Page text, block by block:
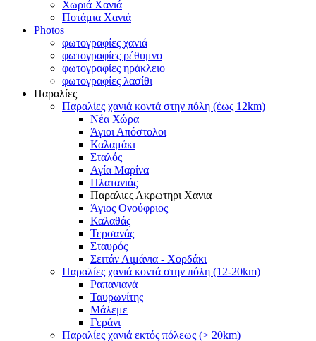
Χωριά Χανιά
Ποτάμια Χανιά
Photos
φωτογραφίες χανιά
φωτογραφίες ρέθυμνο
φωτογραφίες ηράκλειο
φωτογραφίες λασίθι
Παραλίες
Παραλίες χανιά κοντά στην πόλη (έως 12km)
Νέα Χώρα
Άγιοι Απόστολοι
Καλαμάκι
Σταλός
Αγία Μαρίνα
Πλατανιάς
Παραλιες Ακρωτηρι Χανια
Άγιος Ονούφριος
Καλαθάς
Τερσανάς
Σταυρός
Σειτάν Λιμάνια - Χορδάκι
Παραλίες χανιά κοντά στην πόλη (12-20km)
Ραπανιανά
Ταυρωνίτης
Μάλεμε
Γεράνι
Παραλίες χανιά εκτός πόλεως (> 20km)